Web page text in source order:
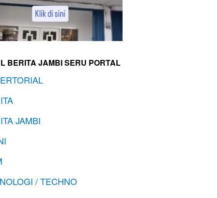
BERITA JAMBI SERU PORTAL
JAMBI
/ TECHNO